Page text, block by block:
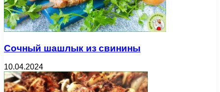
Сочный шашлык из свинины
10.04.2024